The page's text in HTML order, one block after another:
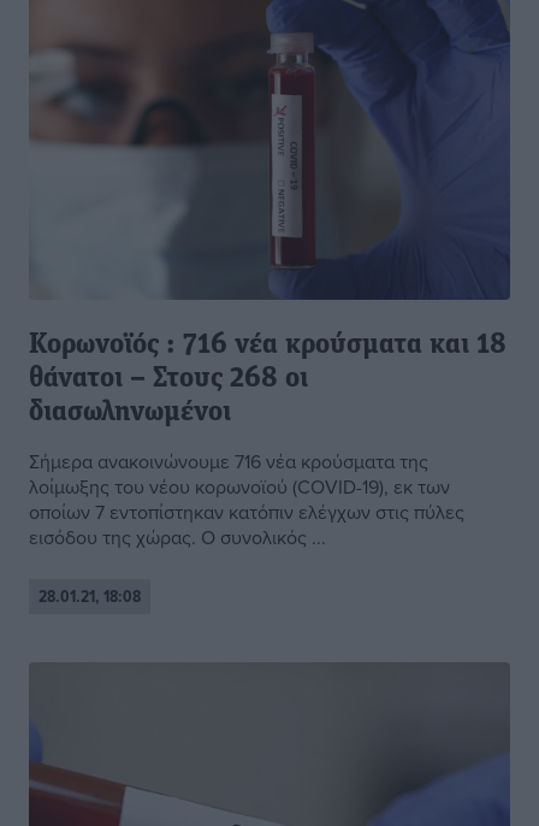
Κορωνοϊός : 716 νέα κρούσματα και 18
θάνατοι – Στους 268 οι
διασωληνωμένοι
Σήμερα ανακοινώνουμε 716 νέα κρούσματα της
λοίμωξης του νέου κορωνοϊού (COVID-19), εκ των
οποίων 7 εντοπίστηκαν κατόπιν ελέγχων στις πύλες
εισόδου της χώρας. Ο συνολικός ...
28.01.21, 18:08